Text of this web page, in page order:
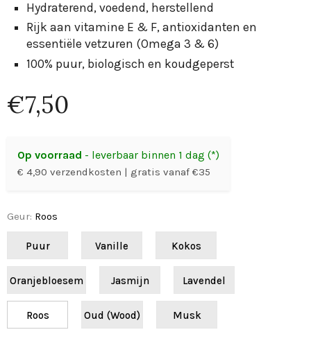
Hydraterend, voedend, herstellend
Rijk aan vitamine E & F, antioxidanten en
essentiële vetzuren (Omega 3 & 6)
100% puur, biologisch en koudgeperst
€7,50
Op voorraad - leverbaar binnen 1 dag (*)
€ 4,90 verzendkosten | gratis vanaf €35
Geur: Roos
Puur Vanille Kokos
Oranjebloesem Jasmijn Lavendel
Roos Oud (Wood) Musk